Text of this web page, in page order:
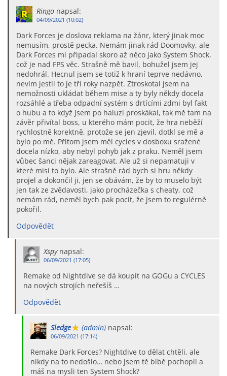
Ringo napsal:
04/09/2021 (10:02)
Dark Forces je doslova reklama na žánr, který jinak moc
nemusím, prostě pecka. Nemám jinak rád Doomovky, ale
Dark Forces mi připadal skoro až něco jako System Shock,
což je nad FPS věc. Strašně mě bavil, bohužel jsem jej
nedohrál. Hecnul jsem se totiž k hraní teprve nedávno,
nevím jestli to je tři roky nazpět. Ztroskotal jsem na
nemožnosti ukládat během mise a ty byly někdy docela
rozsáhlé a třeba odpadní systém s drtícími zdmi byl fakt
o hubu a to když jsem po haluzi proskákal, tak mě tam na
závěr přivítal boss, u kterého mám pocit, že hra neběží
rychlostně korektně, protože se jen zjevil, dotkl se mě a
bylo po mě. Přitom jsem měl cycles v dosboxu sražené
docela nízko, aby nebyl pohyb jak z praku. Neměl jsem
vůbec šanci nějak zareagovat. Ale už si nepamatuji v
které misi to bylo. Ale strašně rád bych si hru někdy
projel a dokončil ji, jen se obávám, že by to muselo být
jen tak ze zvědavosti, jako procházečka s cheaty, což
nemám rád, neměl bych pak pocit, že jsem to regulérně
pokořil.
Odpovědět
Xspy napsal:
06/09/2021 (17:05)
Remake od Nightdive se dá koupit na GOGu a CYCLES
na nových strojích neřešíš …
Odpovědět
Sledge (admin) napsal:
06/09/2021 (17:14)
Remake Dark Forces? Nightdive to dělat chtěli, ale
nikdy na to nedošlo… nebo jsem tě blbě pochopil a
máš na mysli ten System Shock?